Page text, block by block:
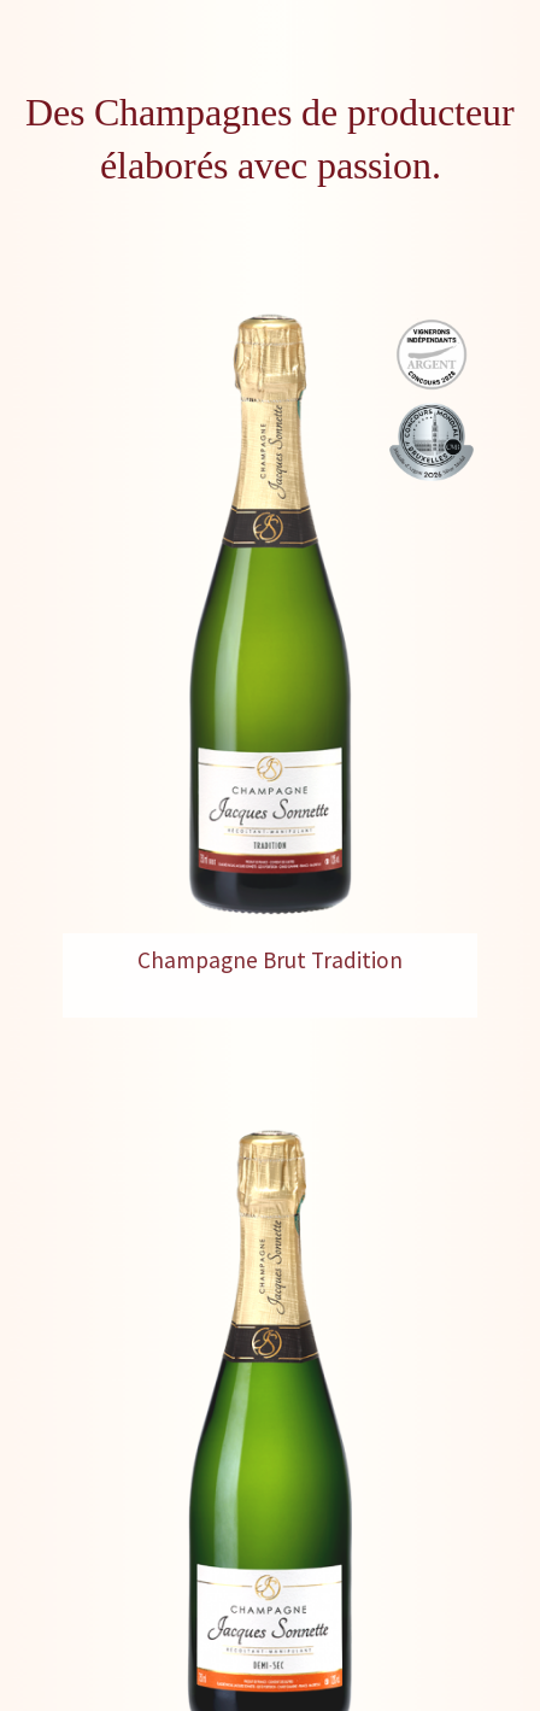
Des Champagnes de producteur
élaborés avec passion.
Champagne Brut Tradition